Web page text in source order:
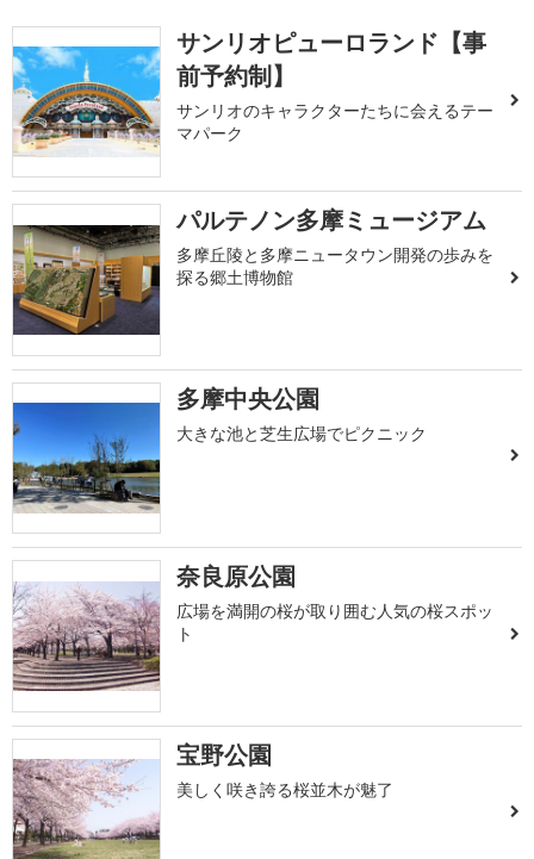
サンリオピューロランド【事
前予約制】
サンリオのキャラクターたちに会えるテー
マパーク
パルテノン多摩ミュージアム
多摩丘陵と多摩ニュータウン開発の歩みを
探る郷土博物館
多摩中央公園
大きな池と芝生広場でピクニック
奈良原公園
広場を満開の桜が取り囲む人気の桜スポッ
ト
宝野公園
美しく咲き誇る桜並木が魅了